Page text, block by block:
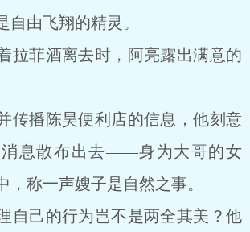
自由飞翔的精灵。
拉菲酒离去时，阿亮露出满意的
传播陈昊便利店的信息，他刻意
消息散布出去——身为大哥的女
，称一声嫂子是自然之事。
自己的行为岂不是两全其美？他